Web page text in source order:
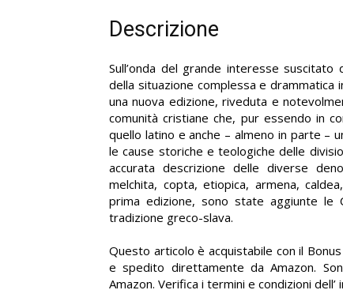
Descrizione
Sull’onda del grande interesse
della situazione complessa e
una nuova edizione, riveduta e
comunità cristiane che, pur essendo in
quello latino e anche – almeno in parte –
le cause storiche e teologiche delle
accurata descrizione delle diverse
melchita, copta, etiopica, armena,
prima edizione, sono state aggiunte le
tradizione greco-slava.
Questo articolo è acquistabile con il
e spedito direttamente da Amazon.
Amazon. Verifica i termini e condizioni